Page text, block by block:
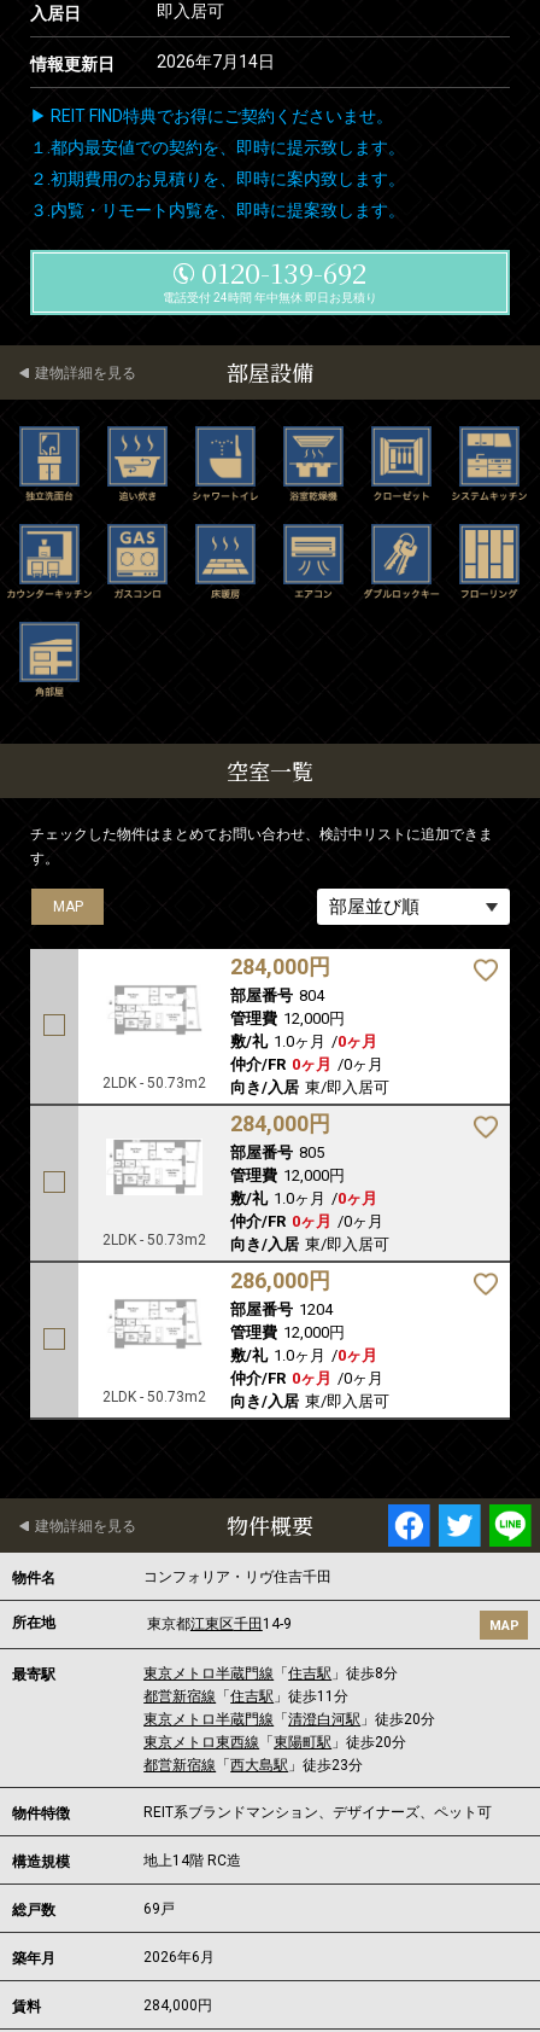
入居日 即入居可
情報更新日 2026年7月14日
▶ REIT FIND特典でお得にご契約くださいませ。
１.都内最安値での契約を、即時に提示致します。
２.初期費用のお見積りを、即時に案内致します。
３.内覧・リモート内覧を、即時に提案致します。
0120-139-692
電話受付 24時間 年中無休 即日お見積り
部屋設備
建物詳細を見る
空室一覧
チェックした物件はまとめてお問い合わせ、検討中リストに追加できま
す。
MAP
2LDK - 50.73m2
284,000円
部屋番号 804
管理費 12,000円
敷/礼 1.0ヶ月 /0ヶ月
仲介/FR 0ヶ月 /0ヶ月
向き/入居 東/即入居可
MAP
2LDK - 50.73m2
284,000円
部屋番号 805
管理費 12,000円
敷/礼 1.0ヶ月 /0ヶ月
仲介/FR 0ヶ月 /0ヶ月
向き/入居 東/即入居可
MAP
2LDK - 50.73m2
286,000円
部屋番号 1204
管理費 12,000円
敷/礼 1.0ヶ月 /0ヶ月
仲介/FR 0ヶ月 /0ヶ月
向き/入居 東/即入居可
物件概要
建物詳細を見る
物件名 コンフォリア・リヴ住吉千田
所在地 東京都江東区千田 14-9 MAP
最寄駅 東京メトロ半蔵門線 「住吉駅 」徒歩8分
都営新宿線 「住吉駅 」徒歩11分
東京メトロ半蔵門線 「清澄白河駅 」徒歩20分
東京メトロ東西線 「東陽町駅 」徒歩20分
都営新宿線 「西大島駅 」徒歩23分
物件特徴 REIT系ブランドマンション、デザイナーズ、ペット可
構造規模 地上14階 RC造
総戸数 69戸
築年月 2026年6月
賃料 284,000 円